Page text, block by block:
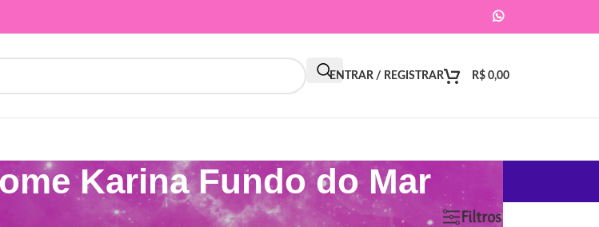
ENTRAR / REGISTRAR R$ 0,00
Karina Fundo do Mar
Mostrar 9 18 24 Filtros